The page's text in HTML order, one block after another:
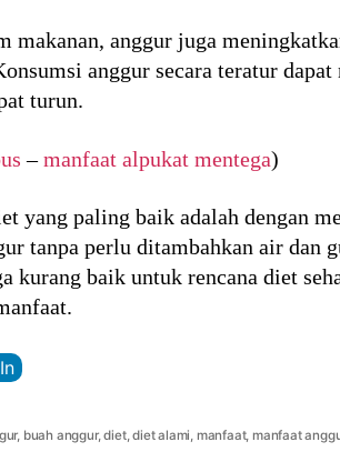
makanan, anggur juga
anggur secara teratur
turun.
–manfaat alpukat mentega)
yang paling baik adalah dengan
tanpa perlu ditambahkan air dan
kurang baik untuk rencana diet
, buah anggur,diet,diet alami, manfaat,manfaat